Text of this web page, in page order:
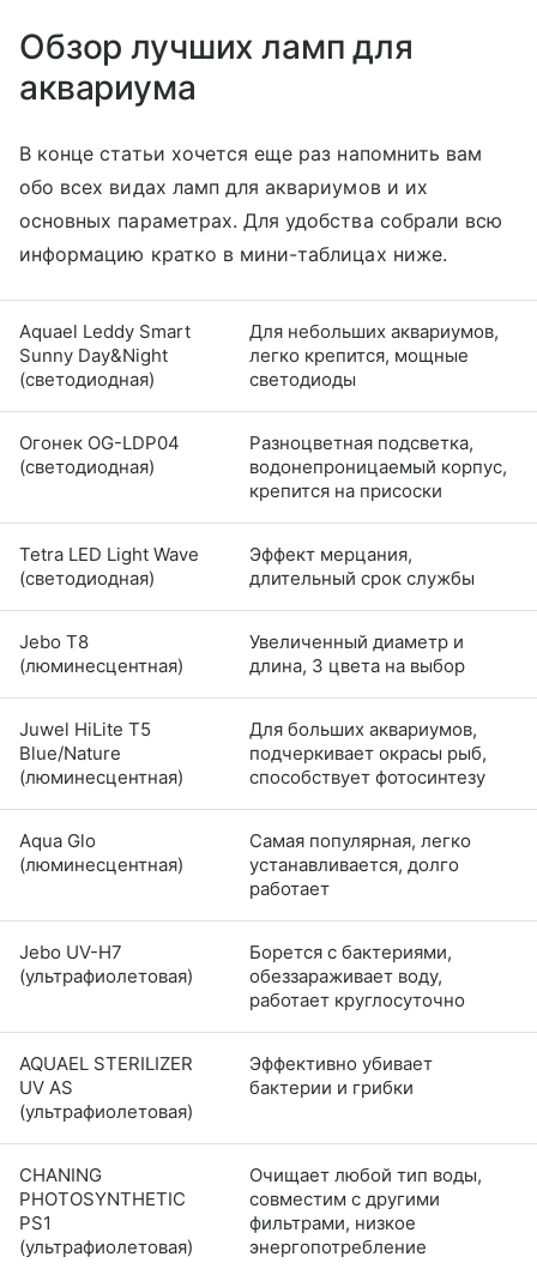
Обзор лучших ламп для
аквариума
В конце статьи хочется еще раз напомнить вам
обо всех видах ламп для аквариумов и их
основных параметрах. Для удобства собрали всю
информацию кратко в мини-таблицах ниже.
Aquael Leddy Smart
Sunny Day&Night
(светодиодная)
Для небольших аквариумов,
легко крепится, мощные
светодиоды
Огонек OG-LDP04
(светодиодная)
Разноцветная подсветка,
водонепроницаемый корпус,
крепится на присоски
Tetra LED Light Wave
(светодиодная)
Эффект мерцания,
длительный срок службы
Jebo T8
(люминесцентная)
Увеличенный диаметр и
длина, 3 цвета на выбор
Juwel HiLite T5
Blue/Nature
(люминесцентная)
Для больших аквариумов,
подчеркивает окрасы рыб,
способствует фотосинтезу
Aqua Glo
(люминесцентная)
Самая популярная, легко
устанавливается, долго
работает
Jebo UV-H7
(ультрафиолетовая)
Борется с бактериями,
обеззараживает воду,
работает круглосуточно
AQUAEL STERILIZER
UV AS
(ультрафиолетовая)
Эффективно убивает
бактерии и грибки
CHANING
PHOTOSYNTHETIC
PS1
(ультрафиолетовая)
Очищает любой тип воды,
совместим с другими
фильтрами, низкое
энергопотребление